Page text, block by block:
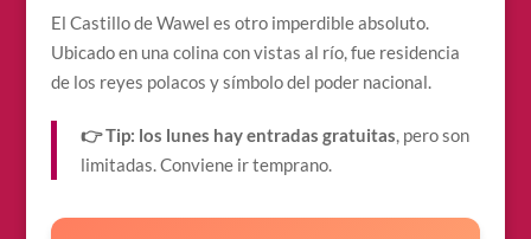
El Castillo de Wawel es otro imperdible absoluto.
Ubicado en una colina con vistas al río, fue residencia
de los reyes polacos y símbolo del poder nacional.
👉 Tip: los lunes hay entradas gratuitas, pero son
limitadas. Conviene ir temprano.